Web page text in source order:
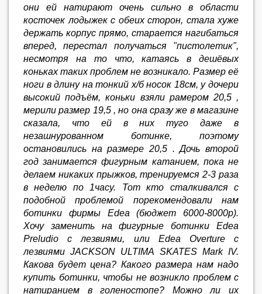
они ей натирают очень сильно в области
косточек лодыжек с обеих сторон, стала хуже
держать корпус прямо, старается нагибаться
вперед, перестал получаться "пистолетик",
несмотря на то что, катаясь в дешёвых
коньках таких проблем не возникало. Размер её
ноги в длину на тонкий х/б носок 18см, у дочери
высокий подъём, коньки взяли рамером 20,5 ,
мерили размер 19,5 , но она сразу же в магазине
сказала, что ей в них туго даже в
незашнурованном ботинке, поэтому
остановились на размере 20,5 . Дочь второй
год занимается фигурным катанием, пока не
делаем никаких прыжков, тренируемся 2-3 раза
в неделю по 1часу. Тот кто сталкивался с
подобной проблемой порекомендовали нам
ботинки фирмы Edea (бюджет 6000-8000р).
Хочу заменить на фигурные ботинки Edea
Preludio с лезвиями, или Edea Overture с
лезвиями JACKSON ULTIMA SKATES Mark IV.
Какова будет цена? Какого размера нам надо
купить ботинки, чтобы не возникло проблем с
натиранием в голеностопе? Можно ли их